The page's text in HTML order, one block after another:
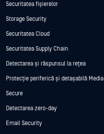
Securitatea fișierelor
Storage Security
Securitatea Cloud
Securitatea Supply Chain
Detectarea și răspunsul la rețea
Protecție periferică și detașabilă Media
Secure
Detectarea zero-day
Email Security